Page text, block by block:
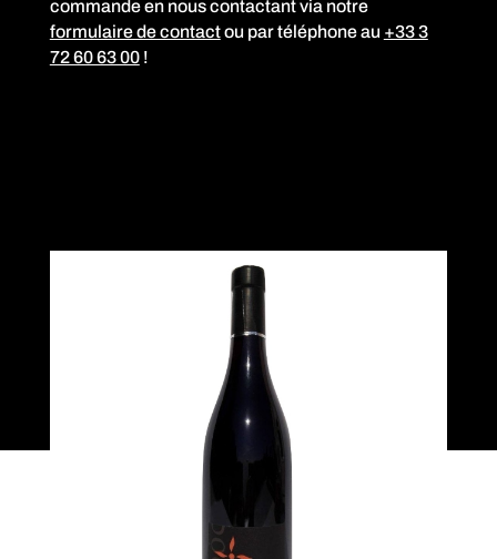
commande en nous contactant via notre
formulaire de contactou par téléphone au +33 3
72 60 63 00!